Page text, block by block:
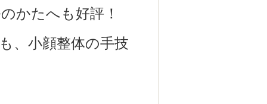
かたへも好評！
、小顔整体の手技